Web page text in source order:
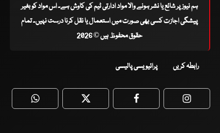
ہم نیوز پر شائع یا نشر ہونے والا مواد ادارتی ٹیم کی کاوش ہے۔ اس مواد کو بغیر
پیشگی اجازت کسی بھی صورت میں استعمال یا نقل کرنا درست نہیں۔ تمام
حقوق محفوظ ہیں © 2026
رابطہ کریں پرائیویسی پالیسی
WhatsApp Twitter Facebook